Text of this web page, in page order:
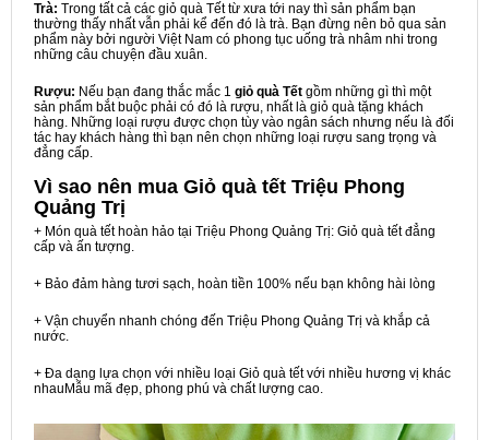
Trà: Trong tất cả các giỏ quà Tết từ xưa tới nay thì sản phẩm bạn
thường thấy nhất vẫn phải kể đến đó là trà. Bạn đừng nên bỏ qua sản
phẩm này bởi người Việt Nam có phong tục uống trà nhâm nhi trong
những câu chuyện đầu xuân.
Rượu: Nếu bạn đang thắc mắc 1 giỏ quà Tết gồm những gì thì một
sản phẩm bắt buộc phải có đó là rượu, nhất là giỏ quà tặng khách
hàng. Những loại rượu được chọn tùy vào ngân sách nhưng nếu là đối
tác hay khách hàng thì bạn nên chọn những loại rượu sang trọng và
đẳng cấp.
Vì sao nên mua Giỏ quà tết Triệu Phong
Quảng Trị
+ Món quà tết hoàn hảo tại Triệu Phong Quảng Trị: Giỏ quà tết đẳng
cấp và ấn tượng.
+ Bảo đảm hàng tươi sạch, hoàn tiền 100% nếu bạn không hài lòng
+ Vận chuyển nhanh chóng đến Triệu Phong Quảng Trị và khắp cả
nước.
+ Đa dạng lựa chọn với nhiều loại Giỏ quà tết với nhiều hương vị khác
nhauMẫu mã đẹp, phong phú và chất lượng cao.